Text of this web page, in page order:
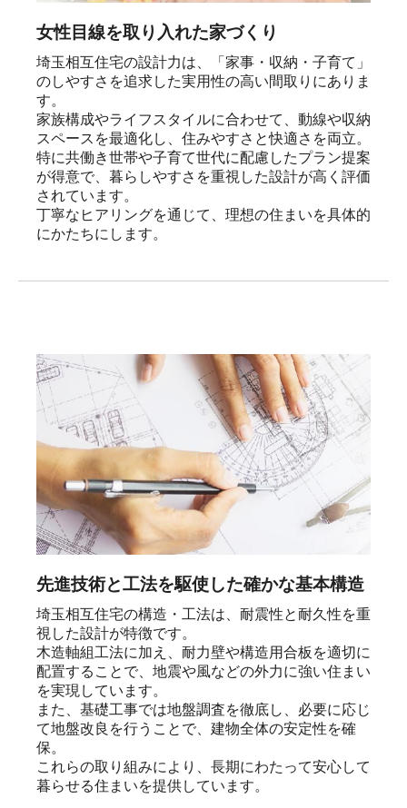
女性目線を取り入れた家づくり
埼玉相互住宅の設計力は、「家事・収納・子育て」
のしやすさを追求した実用性の高い間取りにありま
す。
家族構成やライフスタイルに合わせて、動線や収納
スペースを最適化し、住みやすさと快適さを両立。
特に共働き世帯や子育て世代に配慮したプラン提案
が得意で、暮らしやすさを重視した設計が高く評価
されています。
丁寧なヒアリングを通じて、理想の住まいを具体的
にかたちにします。
先進技術と工法を駆使した確かな基本構造
埼玉相互住宅の構造・工法は、耐震性と耐久性を重
視した設計が特徴です。
木造軸組工法に加え、耐力壁や構造用合板を適切に
配置することで、地震や風などの外力に強い住まい
を実現しています。
また、基礎工事では地盤調査を徹底し、必要に応じ
て地盤改良を行うことで、建物全体の安定性を確
保。
これらの取り組みにより、長期にわたって安心して
暮らせる住まいを提供しています。